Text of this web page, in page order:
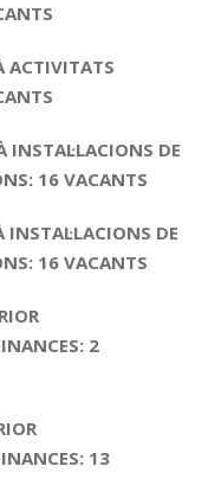
ACTIVITATS
INSTAL·LACIONS DE
16 VACANTS
DE
16 VACANTS
2
13